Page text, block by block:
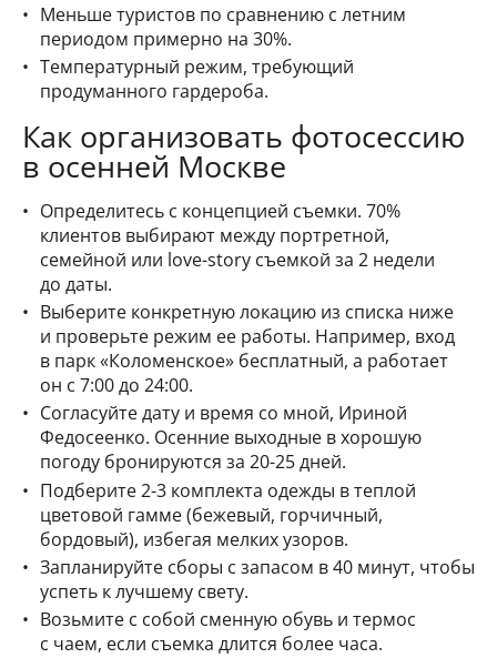
Меньше туристов по сравнению с летним
периодом примерно на 30%.
Температурный режим, требующий
продуманного гардероба.
Как организовать фотосессию
в осенней Москве
Определитесь с концепцией съемки. 70%
клиентов выбирают между портретной,
семейной или love-story съемкой за 2 недели
до даты.
Выберите конкретную локацию из списка ниже
и проверьте режим ее работы. Например, вход
в парк «Коломенское» бесплатный, а работает
он с 7:00 до 24:00.
Согласуйте дату и время со мной, Ириной
Федосеенко. Осенние выходные в хорошую
погоду бронируются за 20-25 дней.
Подберите 2-3 комплекта одежды в теплой
цветовой гамме (бежевый, горчичный,
бордовый), избегая мелких узоров.
Запланируйте сборы с запасом в 40 минут, чтобы
успеть к лучшему свету.
Возьмите с собой сменную обувь и термос
с чаем, если съемка длится более часа.